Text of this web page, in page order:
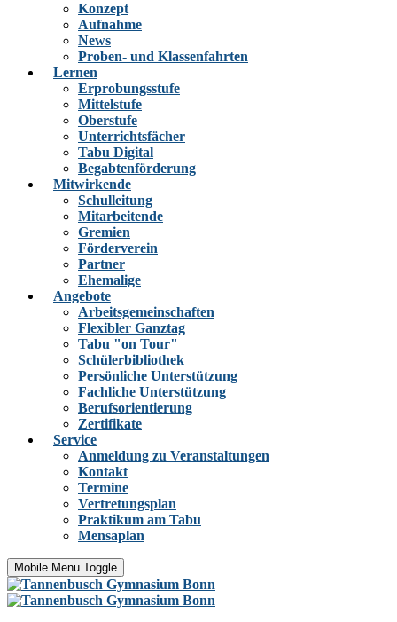
Konzept
Aufnahme
News
Proben- und Klassenfahrten
Lernen
Erprobungsstufe
Mittelstufe
Oberstufe
Unterrichtsfächer
Tabu Digital
Begabtenförderung
Mitwirkende
Schulleitung
Mitarbeitende
Gremien
Förderverein
Partner
Ehemalige
Angebote
Arbeitsgemeinschaften
Flexibler Ganztag
Tabu "on Tour"
Schülerbibliothek
Persönliche Unterstützung
Fachliche Unterstützung
Berufsorientierung
Zertifikate
Service
Anmeldung zu Veranstaltungen
Kontakt
Termine
Vertretungsplan
Praktikum am Tabu
Mensaplan
Mobile Menu Toggle